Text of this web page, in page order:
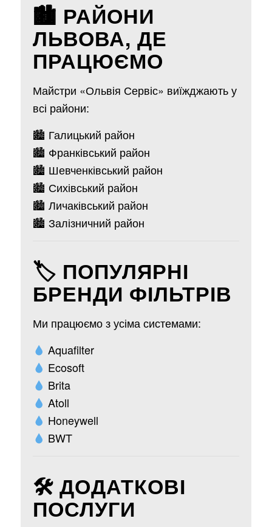
🏙 РАЙОНИ
ЛЬВОВА, ДЕ
ПРАЦЮЄМО
Майстри «Ольвія Сервіс» виїжджають у
всі райони:
🏙 Галицький район
🏙 Франківський район
🏙 Шевченківський район
🏙 Сихівський район
🏙 Личаківський район
🏙 Залізничний район
🏷 ПОПУЛЯРНІ
БРЕНДИ ФІЛЬТРІВ
Ми працюємо з усіма системами:
Aquafilter
Ecosoft
Brita
Atoll
Honeywell
BWT
🛠 ДОДАТКОВІ
ПОСЛУГИ